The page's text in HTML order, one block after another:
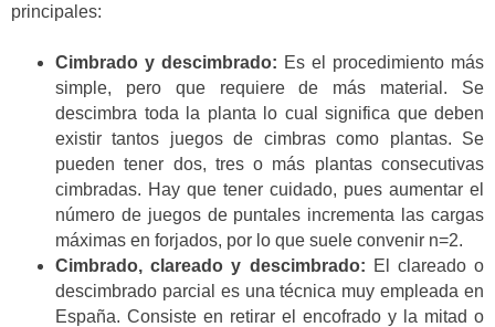
principales:
Cimbrado y descimbrado: Es el procedimiento más
simple, pero que requiere de más material. Se
descimbra toda la planta lo cual significa que deben
existir tantos juegos de cimbras como plantas. Se
pueden tener dos, tres o más plantas consecutivas
cimbradas. Hay que tener cuidado, pues aumentar el
número de juegos de puntales incrementa las cargas
máximas en forjados, por lo que suele convenir n=2.
Cimbrado, clareado y descimbrado: El clareado o
descimbrado parcial es una técnica muy empleada en
España. Consiste en retirar el encofrado y la mitad o